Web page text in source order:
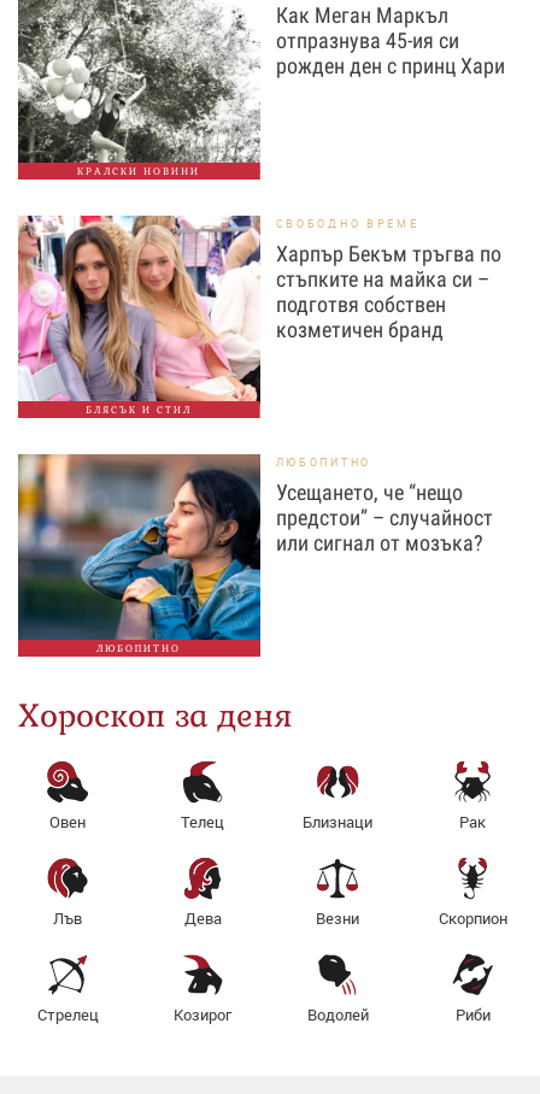
КРАЛСКИ НОВИНИ
Как Меган Маркъл
отпразнува 45-ия си
рожден ден с принц Хари
БЛЯСЪК И СТИЛ
СВОБОДНО ВРЕМЕ
Харпър Бекъм тръгва по
стъпките на майка си –
подготвя собствен
козметичен бранд
ЛЮБОПИТНО
ЛЮБОПИТНО
Усещането, че “нещо
предстои” – случайност
или сигнал от мозъка?
Хороскоп за деня
Овен Телец Близнаци Рак
Лъв Дева Везни Скорпион
Стрелец Козирог Водолей Риби